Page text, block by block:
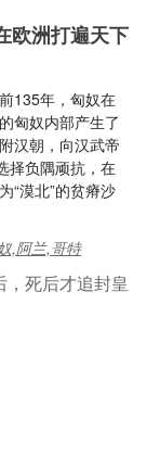
欧洲打遍天下
135年，匈奴在
匈奴内部产生了
汉朝，向汉武帝
择负隅顽抗，在
“漠北”的贫瘠沙
,阿兰,哥特